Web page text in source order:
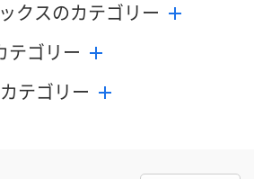
クスのカテゴリー
テゴリー
テゴリー